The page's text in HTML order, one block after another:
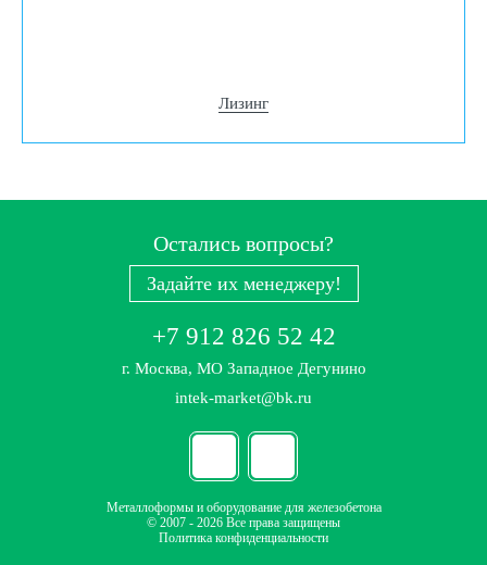
Лизинг
Остались вопросы?
Задайте их менеджеру!
+7 912 826 52 42
г. Москва, МО Западное Дегунино
intek-market@bk.ru
Металлоформы и оборудование для железобетона
© 2007 - 2026 Все права защищены
Политика конфиденциальности